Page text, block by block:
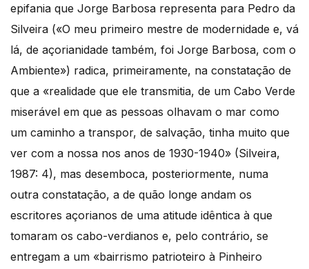
epifania que Jorge Barbosa representa para Pedro da
Silveira («O meu primeiro mestre de modernidade e, vá
lá, de açorianidade também, foi Jorge Barbosa, com o
Ambiente») radica, primeiramente, na constatação de
que a «realidade que ele transmitia, de um Cabo Verde
miserável em que as pessoas olhavam o mar como
um caminho a transpor, de salvação, tinha muito que
ver com a nossa nos anos de 1930-1940» (Silveira,
1987: 4), mas desemboca, posteriormente, numa
outra constatação, a de quão longe andam os
escritores açorianos de uma atitude idêntica à que
tomaram os cabo-verdianos e, pelo contrário, se
entregam a um «bairrismo patrioteiro à Pinheiro